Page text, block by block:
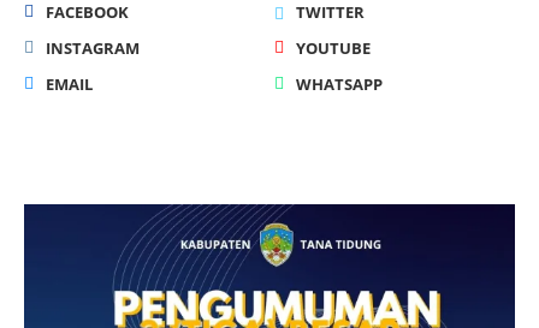
FACEBOOK
TWITTER
INSTAGRAM
YOUTUBE
EMAIL
WHATSAPP